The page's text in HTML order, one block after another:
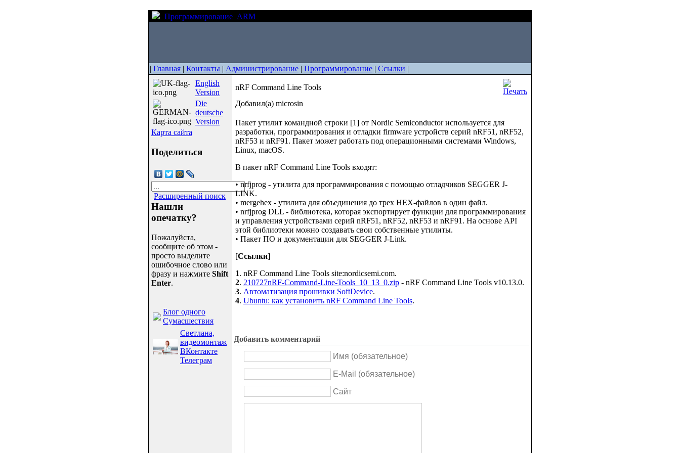
Программирование ARM
| Главная | Контакты | Администрирование | Программирование | Ссылки |
English
Version
Die
deutsche
Version
Карта сайта
Поделиться
Расширенный поиск
Нашли
опечатку?
Пожалуйста,
сообщите об этом -
просто выделите
ошибочное слово или
фразу и нажмите Shift
Enter.
Блог одного
Сумасшествия
Светлана,
видеомонтаж
ВКонтакте
Телеграм
nRF Command Line Tools
Добавил(а) microsin
Пакет утилит командной строки [1] от Nordic Semiconductor используется для
разработки, программирования и отладки firmware устройств серий nRF51, nRF52,
nRF53 и nRF91. Пакет может работать под операционными системами Windows,
Linux, macOS.
В пакет nRF Command Line Tools входят:
• nrfjprog - утилита для программирования с помощью отладчиков SEGGER J-
LINK.
• mergehex - утилита для объединения до трех HEX-файлов в один файл.
• nrfjprog DLL - библиотека, которая экспортирует функции для программирования
и управления устройствами серий nRF51, nRF52, nRF53 и nRF91. На основе API
этой библиотеки можно создавать свои собственные утилиты.
• Пакет ПО и документации для SEGGER J-Link.
[Ссылки]
1. nRF Command Line Tools site:nordicsemi.com.
2. 210727nRF-Command-Line-Tools_10_13_0.zip - nRF Command Line Tools v10.13.0.
3. Автоматизация прошивки SoftDevice.
4. Ubuntu: как установить nRF Command Line Tools.
Добавить комментарий
Имя (обязательное)
E-Mail (обязательное)
Сайт